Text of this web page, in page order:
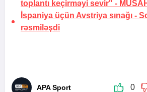
toplantı keçirməyi sevir" -
İspaniya üçün Avstriya sınağı -
rəsmiləşdi
APA Sport 0